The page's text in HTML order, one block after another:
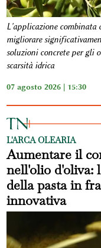
L'applicazione combinata
migliorare
soluzioni concrete per gli
scarsità idrica
07 agosto 2026 | 15:30
L'ARCA OLEARIA
Aumentare il
nell'olio d'oliva:
della pasta in
innovativa